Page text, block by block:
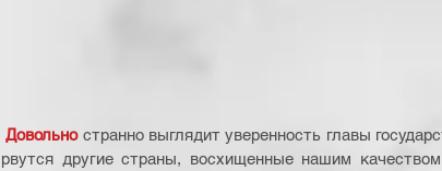
Довольно странно выглядит уверенность главы
рвутся другие страны, восхищенные нашим